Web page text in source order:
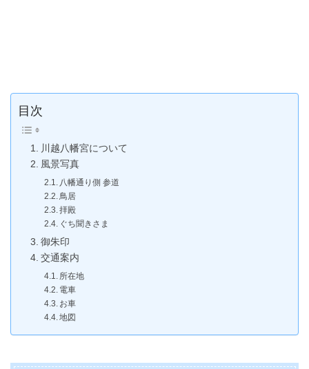
目次
川越八幡宮について
風景写真
八幡通り側 参道
鳥居
拝殿
ぐち聞きさま
御朱印
交通案内
所在地
電車
お車
地図